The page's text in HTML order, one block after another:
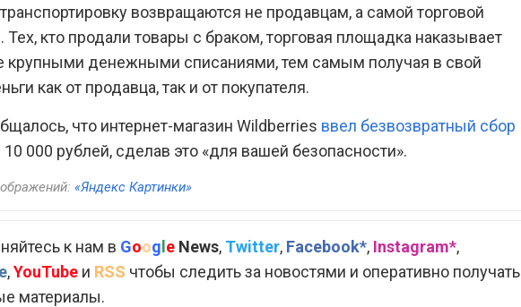
возвращаются не продавцам, а самой торговой
кто продали товары с браком, торговая площадка наказывает
крупными денежными списаниями, тем самым получая в свой
как от продавца, так и от покупателя.
что интернет-магазин Wildberries ввел безвозвратный сбор
000 рублей, сделав это «для вашей безопасности».
«Яндекс Картинки»
к нам в Google News, Twitter, Facebook*, Instagram*,
,YouTube и RSS чтобы следить за новостями и оперативно получать
материалы.